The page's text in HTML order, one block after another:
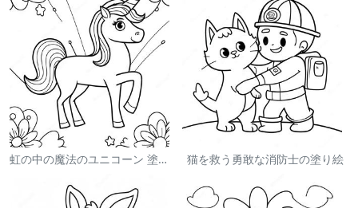
虹の中の魔法のユニコーン 塗り絵 猫を救う勇敢な消防士の塗り絵